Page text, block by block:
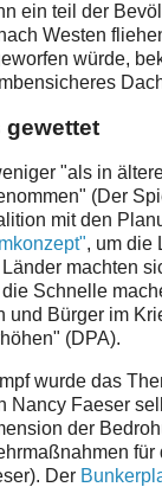
ein teil der
Westen
würde,
gewettet
"als in
(Der
mit den
, um die
machten
Schnelle
und Bürger im
(DPA).
wurde das
Nancy Faeser
der
für
Der